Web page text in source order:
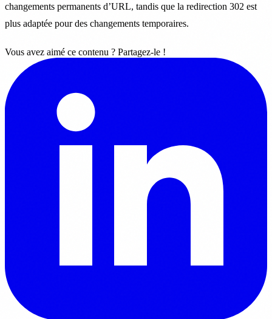
changements permanents d’URL, tandis que la redirection 302 est
plus adaptée pour des changements temporaires.
Vous avez aimé ce contenu ? Partagez-le !